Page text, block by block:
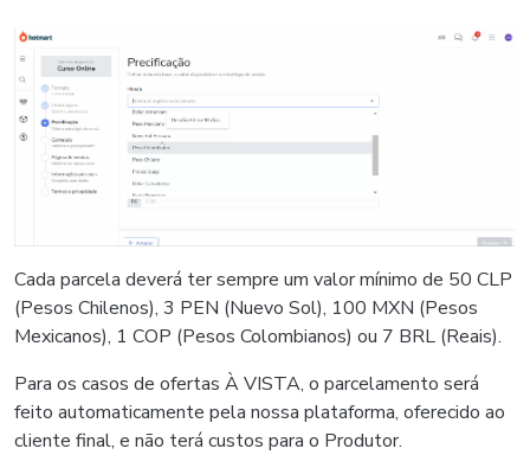
Cada parcela deverá ter sempre um valor mínimo de 50 CLP
(Pesos Chilenos), 3 PEN (Nuevo Sol), 100 MXN (Pesos
Mexicanos), 1 COP (Pesos Colombianos) ou 7 BRL (Reais).
Para os casos de ofertas À VISTA, o parcelamento será
feito automaticamente pela nossa plataforma, oferecido ao
cliente final, e não terá custos para o Produtor.